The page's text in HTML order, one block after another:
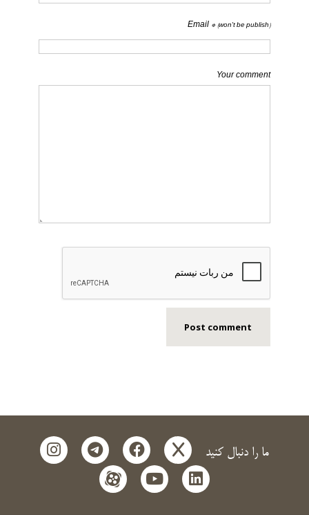
Email * (won't be publish)
Your comment
ما را دنبال کنید x
facebook
telegram
instagram
linkedin
youtube
aparat